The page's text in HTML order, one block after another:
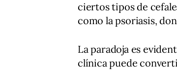
ciertos tipos de
como la psoriasis,
La paradoja es
clínica puede